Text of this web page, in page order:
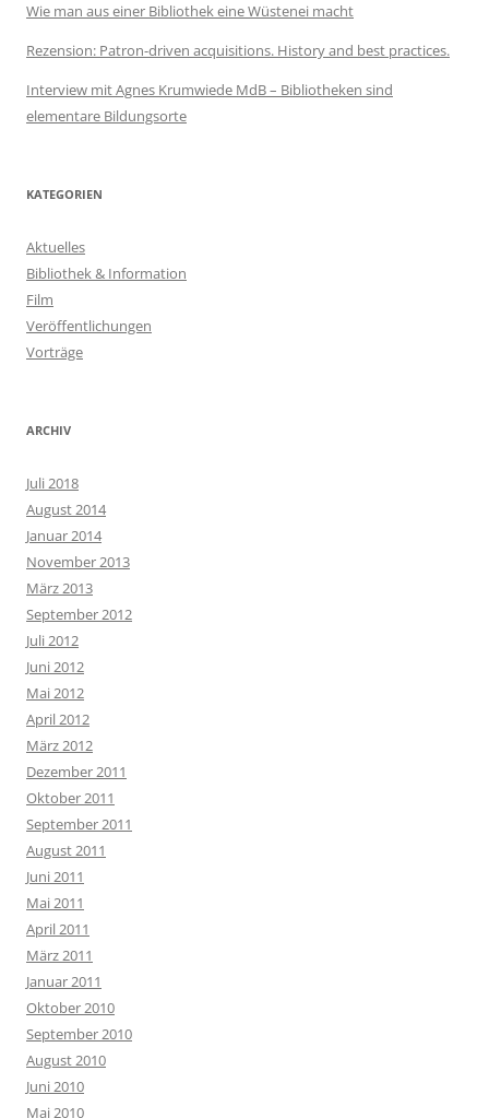
Wie man aus einer Bibliothek eine Wüstenei macht
Rezension: Patron-driven acquisitions. History and best practices.
Interview mit Agnes Krumwiede MdB – Bibliotheken sind
elementare Bildungsorte
KATEGORIEN
Aktuelles
Bibliothek & Information
Film
Veröffentlichungen
Vorträge
ARCHIV
Juli 2018
August 2014
Januar 2014
November 2013
März 2013
September 2012
Juli 2012
Juni 2012
Mai 2012
April 2012
März 2012
Dezember 2011
Oktober 2011
September 2011
August 2011
Juni 2011
Mai 2011
April 2011
März 2011
Januar 2011
Oktober 2010
September 2010
August 2010
Juni 2010
Mai 2010